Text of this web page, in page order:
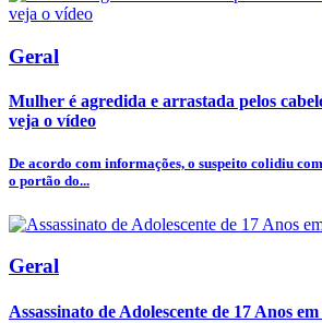
Geral
Mulher é agredida e arrastada pelos
veja o vídeo
De acordo com informações, o suspeito colidiu
o portão do...
Geral
Assassinato de Adolescente de 17 Anos